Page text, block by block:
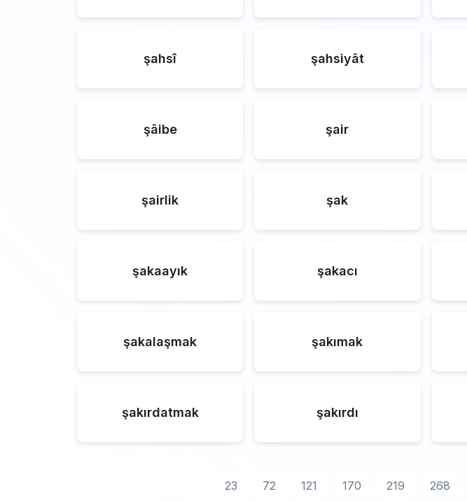
şahsî şahsiyât
şâibe şair
şairlik şak
şakaayık şakacı
şakalaşmak şakımak
şakırdatmak şakırdı
23 72 121 170 219 268